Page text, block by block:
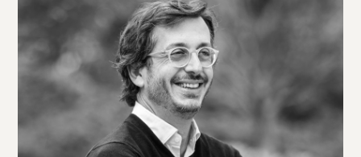
Guillem
Graell
Chief Marketing Officer do
FC Barcelona (2017-2021)
e um dos diretores de
marca mais proeminentes
do mundo.